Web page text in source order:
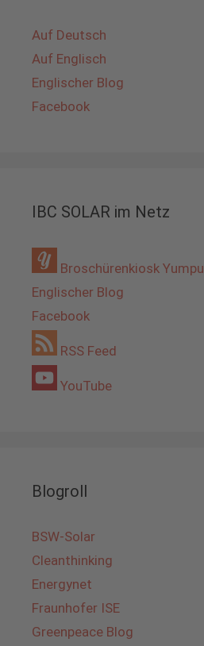
Auf Deutsch
Auf Englisch
Englischer Blog
Facebook
IBC SOLAR im Netz
Broschürenkiosk Yumpu
Englischer Blog
Facebook
RSS Feed
YouTube
Blogroll
BSW-Solar
Cleanthinking
Energynet
Fraunhofer ISE
Greenpeace Blog